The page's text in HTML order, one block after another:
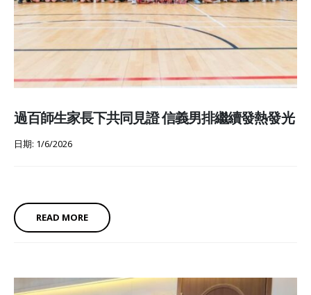
過百師生家長下共同見證 信義男排繼續發熱發光
日期: 1/6/2026
READ MORE